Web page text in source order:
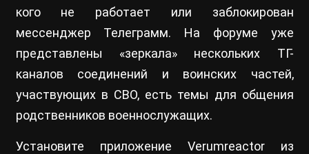
кого не работает или заблокирован
мессенджер Телеграмм. На форуме уже
представлены «зеркала» нескольких ТГ-
каналов соединений и воинских частей,
участвующих в СВО, есть темы для общения
родственников военнослужащих.
Установите приложение Verumreactor из